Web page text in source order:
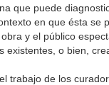
que puede
en que ésta se
y el público
existentes, o bien,
trabajo de los